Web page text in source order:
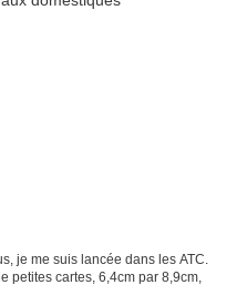
je me suis lancée dans les ATC.
petites cartes, 6,4cm par 8,9cm,